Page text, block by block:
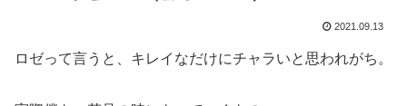
2021.09.13
ロゼって言うと、キレイなだけにチャラいと思われがち。